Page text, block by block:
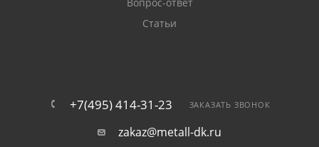
Статьи
+7(495) 414-31-23 ЗАКАЗАТЬ ЗВОНОК
zakaz@metall-dk.ru